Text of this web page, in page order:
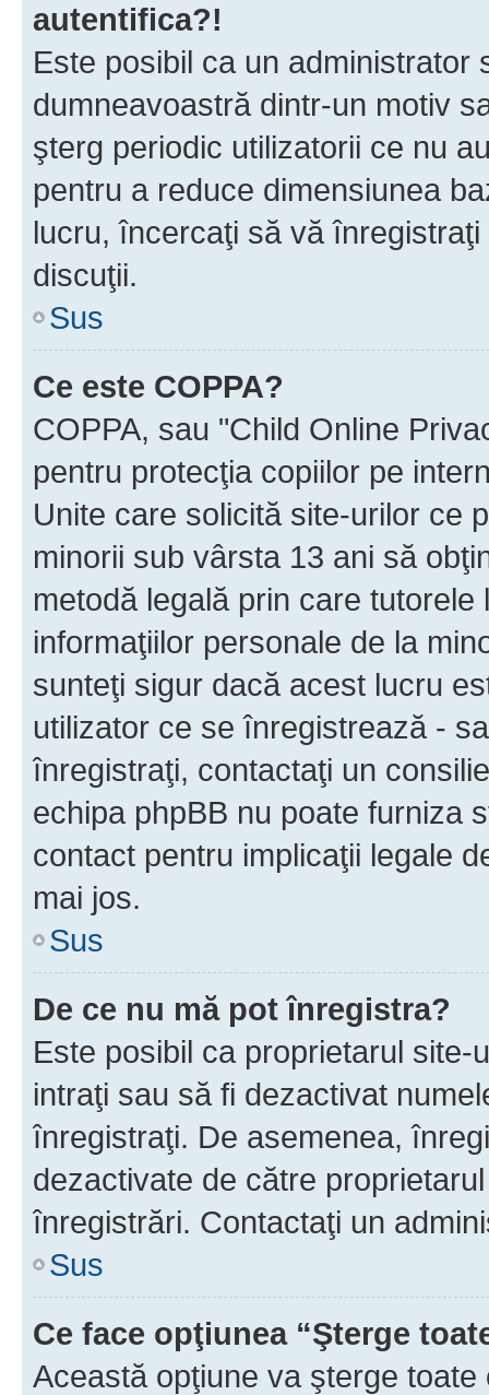
autentifica?!
Este posibil ca un
dumneavoastră dintr-un motiv
şterg periodic utilizatorii ce nu
pentru a reduce dimensiunea
lucru, încercaţi să vă
discuţii.
Sus
Ce este COPPA?
COPPA, sau "Child Online
pentru protecţia copiilor pe
Unite care solicită site-urilor ce
minorii sub vârsta 13 ani să
metodă legală prin care
informaţiilor personale de la
sunteţi sigur dacă acest lucru
utilizator ce se înregistrează -
înregistraţi, contactaţi un
echipa phpBB nu poate furniza
contact pentru implicaţii legale
mai jos.
Sus
De ce nu mă pot înregistra?
Este posibil ca proprietarul
intraţi sau să fi dezactivat
înregistraţi. De asemenea,
dezactivate de către
înregistrări. Contactaţi un
Sus
Ce face opţiunea “Şterge
Această opţiune va şterge